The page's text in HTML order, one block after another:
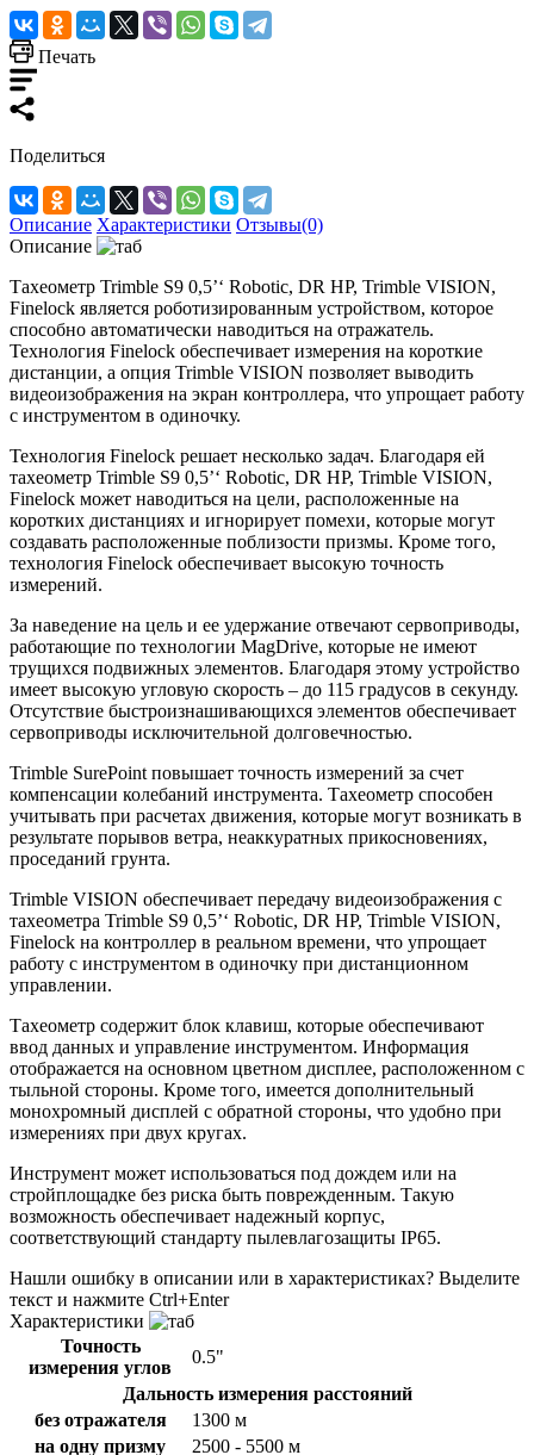
Печать
Поделиться
Описание Характеристики Отзывы(0)
Описание
Тахеометр Trimble S9 0,5’‘ Robotic, DR HP, Trimble VISION,
Finelock является роботизированным устройством, которое
способно автоматически наводиться на отражатель.
Технология Finelock обеспечивает измерения на короткие
дистанции, а опция Trimble VISION позволяет выводить
видеоизображения на экран контроллера, что упрощает работу
с инструментом в одиночку.
Технология Finelock решает несколько задач. Благодаря ей
тахеометр Trimble S9 0,5’‘ Robotic, DR HP, Trimble VISION,
Finelock может наводиться на цели, расположенные на
коротких дистанциях и игнорирует помехи, которые могут
создавать расположенные поблизости призмы. Кроме того,
технология Finelock обеспечивает высокую точность
измерений.
За наведение на цель и ее удержание отвечают сервоприводы,
работающие по технологии MagDrive, которые не имеют
трущихся подвижных элементов. Благодаря этому устройство
имеет высокую угловую скорость – до 115 градусов в секунду.
Отсутствие быстроизнашивающихся элементов обеспечивает
сервоприводы исключительной долговечностью.
Trimble SurePoint повышает точность измерений за счет
компенсации колебаний инструмента. Тахеометр способен
учитывать при расчетах движения, которые могут возникать в
результате порывов ветра, неаккуратных прикосновениях,
проседаний грунта.
Trimble VISION обеспечивает передачу видеоизображения с
тахеометра Trimble S9 0,5’‘ Robotic, DR HP, Trimble VISION,
Finelock на контроллер в реальном времени, что упрощает
работу с инструментом в одиночку при дистанционном
управлении.
Тахеометр содержит блок клавиш, которые обеспечивают
ввод данных и управление инструментом. Информация
отображается на основном цветном дисплее, расположенном с
тыльной стороны. Кроме того, имеется дополнительный
монохромный дисплей с обратной стороны, что удобно при
измерениях при двух кругах.
Инструмент может использоваться под дождем или на
стройплощадке без риска быть поврежденным. Такую
возможность обеспечивает надежный корпус,
соответствующий стандарту пылевлагозащиты IP65.
Нашли ошибку в описании или в характеристиках? Выделите
текст и нажмите Ctrl+Enter
Характеристики
Точность
измерения углов
0.5"
Дальность измерения расстояний
без отражателя
1300 м
на одну призму
2500 - 5500 м